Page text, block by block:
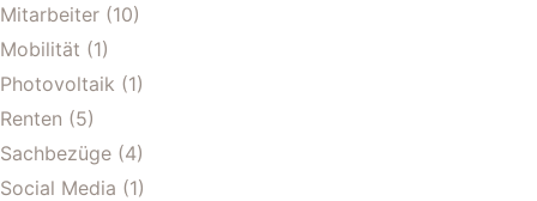
Mitarbeiter (10)
Mobilität (1)
Photovoltaik (1)
Renten (5)
Sachbezüge (4)
Social Media (1)